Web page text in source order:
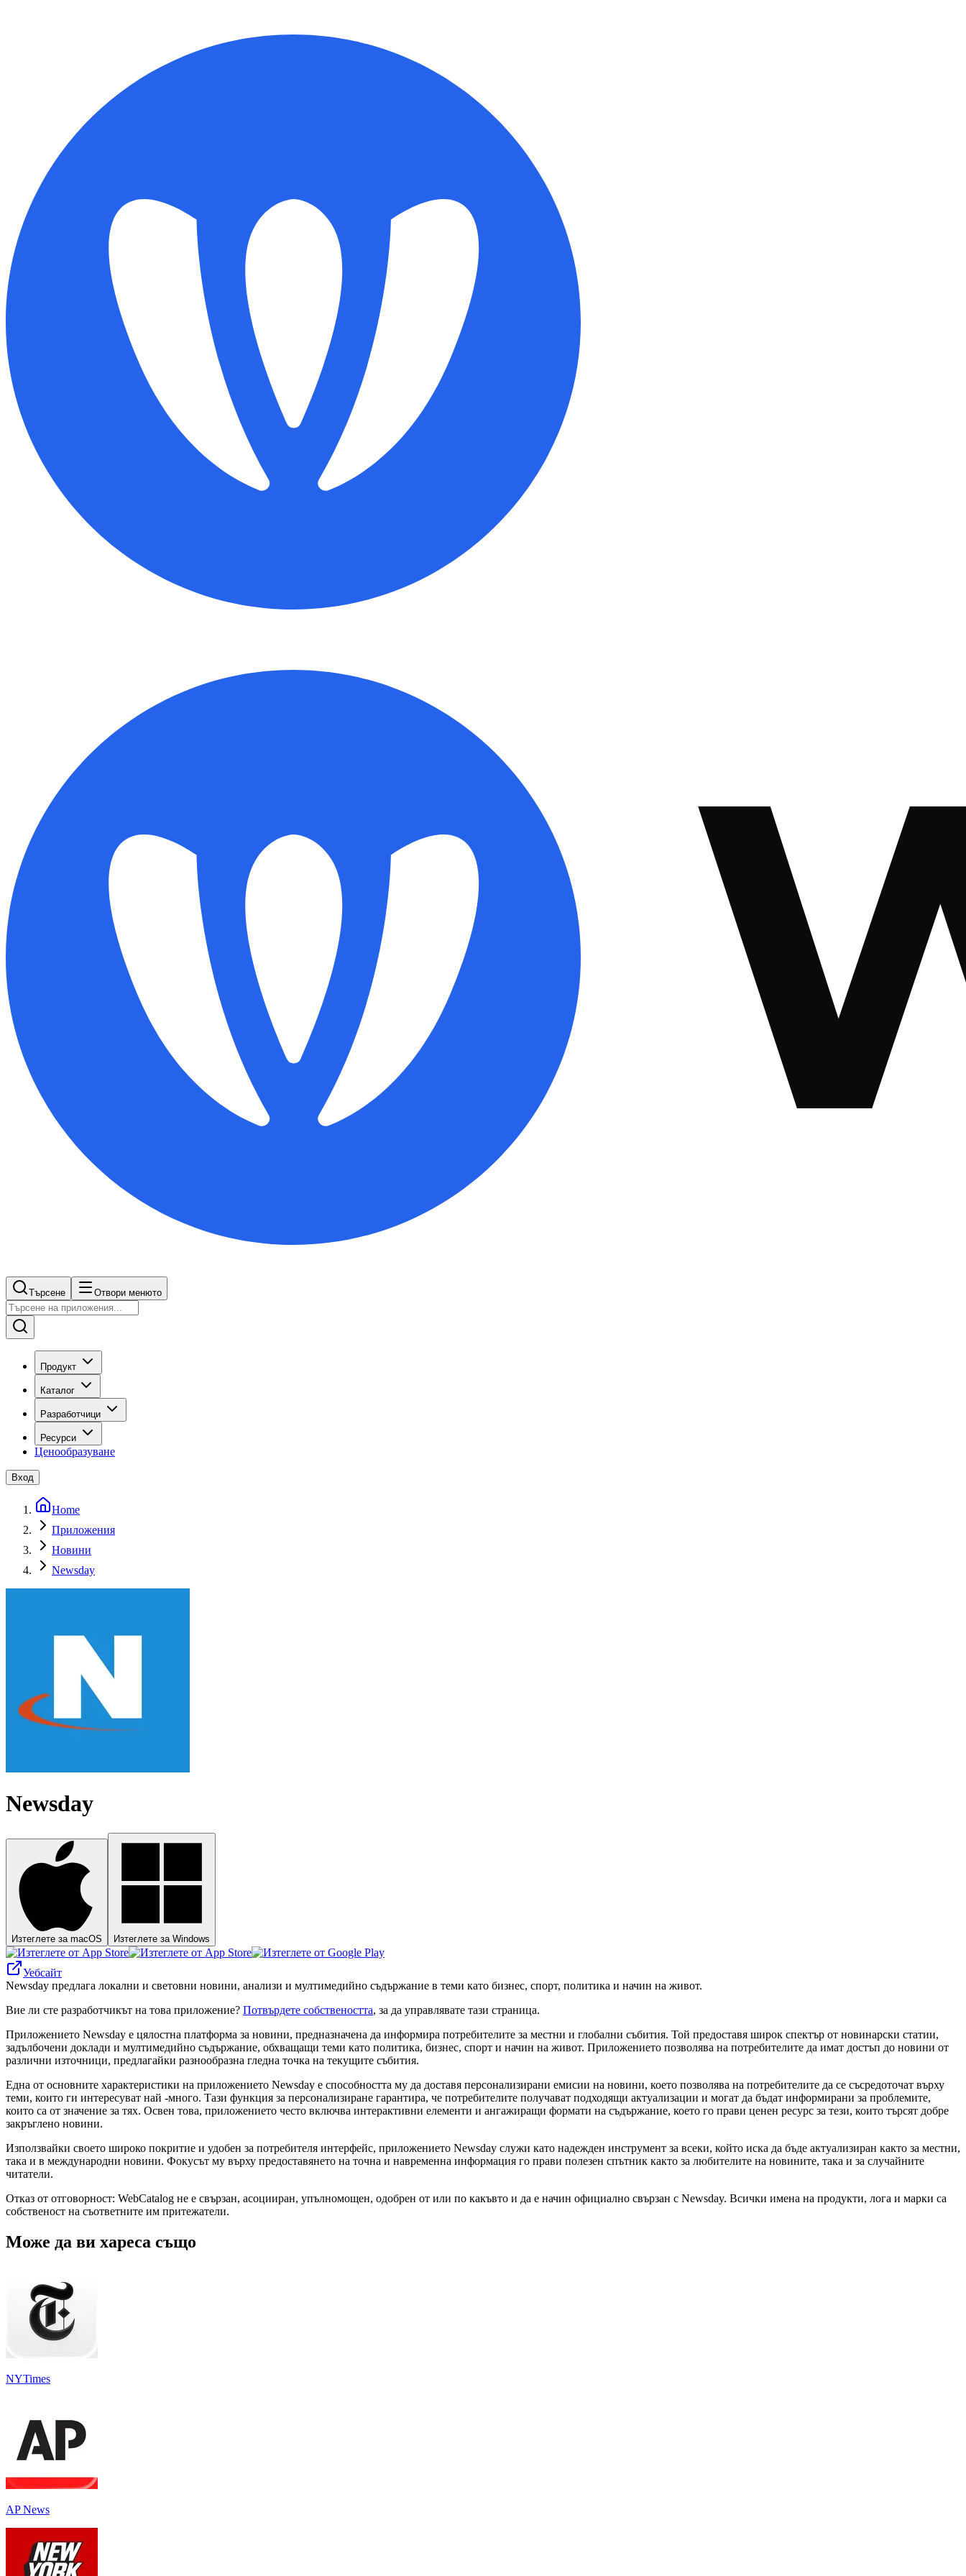
Търсене Отвори менюто
Продукт
Каталог
Разработчици
Ресурси
Ценообразуване
Вход
Home
Приложения
Новини
Newsday
Newsday
Изтеглете за macOS Изтеглете за Windows
Уебсайт
Newsday предлага локални и световни новини, анализи и мултимедийно съдържание в теми като бизнес, спорт, политика и начин на живот.
Вие ли сте разработчикът на това приложение? Потвърдете собствеността, за да управлявате тази страница.
Приложението Newsday е цялостна платформа за новини, предназначена да информира потребителите за местни и глобални събития. Той предоставя широк спектър от новинарски статии,
задълбочени доклади и мултимедийно съдържание, обхващащи теми като политика, бизнес, спорт и начин на живот. Приложението позволява на потребителите да имат достъп до новини от
различни източници, предлагайки разнообразна гледна точка на текущите събития.
Една от основните характеристики на приложението Newsday е способността му да доставя персонализирани емисии на новини, което позволява на потребителите да се съсредоточат върху
теми, които ги интересуват най -много. Тази функция за персонализиране гарантира, че потребителите получават подходящи актуализации и могат да бъдат информирани за проблемите,
които са от значение за тях. Освен това, приложението често включва интерактивни елементи и ангажиращи формати на съдържание, което го прави ценен ресурс за тези, които търсят добре
закръглено новини.
Използвайки своето широко покритие и удобен за потребителя интерфейс, приложението Newsday служи като надежден инструмент за всеки, който иска да бъде актуализиран както за местни,
така и в международни новини. Фокусът му върху предоставянето на точна и навременна информация го прави полезен спътник както за любителите на новините, така и за случайните
читатели.
Отказ от отговорност: WebCatalog не е свързан, асоцииран, упълномощен, одобрен от или по какъвто и да е начин официално свързан с Newsday. Всички имена на продукти, лога и марки са
собственост на съответните им притежатели.
Може да ви хареса също
NYTimes
AP News